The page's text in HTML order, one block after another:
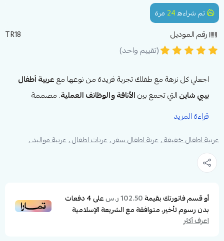
(تقييم واحد)
اجعلي كل نزهة مع طفلك تجربة فريدة من نوعها مععربية أطفال
بيبي شاينالتي تجمع بينالأناقة والوظائف العملية. مصممة
لتلبية احتياجات الأمهات العصريات، هذه العربة توفر لكِ ولطفلكِ
مواصفات أفضل عربية أطفال
بمقعد قابل للطي من بيبي شاين:
الوزن: 7 كيلو غرام.
المواد : مزيج فاخر من الكتان والجلد.
قراءة المزيد
عربية اطفال خفيفة ,عربة اطفال سفر ,عربات اطفال ,عربية مواليد ,
تم شراءه24 مرة
رقم الموديل TR18
أو قسم فاتورتك بقيمة102.50 ر.س على4دفعات
بدون رسوم تأخير، متوافقة مع الشريعة الإسلامية
اعرف أكثر